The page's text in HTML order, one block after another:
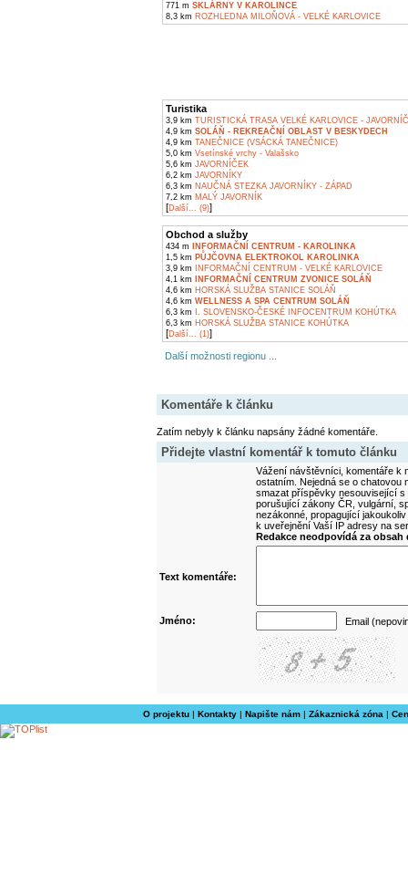
771 m SKLÁRNY V KAROLINCE
8,3 km ROZHLEDNA MILOŇOVÁ - VELKÉ KARLOVICE
Turistika
3,9 km TURISTICKÁ TRASA VELKÉ KARLOVICE -
4,9 km SOLÁŇ - REKREAČNÍ OBLAST V BESKYDECH
4,9 km TANEČNICE (VSÁCKÁ TANEČNICE)
5,0 km Vsetínské vrchy - Valašsko
5,6 km JAVORNÍČEK
6,2 km JAVORNÍKY
6,3 km NAUČNÁ STEZKA JAVORNÍKY - ZÁPAD
7,2 km MALÝ JAVORNÍK
[Další... (9)]
Obchod a služby
434 m
INFORMAČNÍ CENTRUM - KAROLINKA
1,5 km PŮJČOVNA ELEKTROKOL KAROLINKA
3,9 km INFORMAČNÍ CENTRUM - VELKÉ KARLOVICE
4,1 km
INFORMAČNÍ CENTRUM ZVONICE SOLÁŇ
4,6 km HORSKÁ SLUŽBA STANICE SOLÁŇ
4,6 km WELLNESS A SPA CENTRUM SOLÁŇ
6,3 km I. SLOVENSKO-ČESKÉ INFOCENTRUM KOHÚTKA
6,3 km HORSKÁ SLUŽBA STANICE KOHÚTKA
[Další... (1)]
Další možnosti regionu ...
Komentáře k článku
Zatím nebyly k článku napsány žádné komentáře.
Přidejte vlastní komentář k tomuto článku
Vážení návštěvníci, komentáře k
ostatním. Nejedná se o
smazat příspěvky nesouvisející
porušující zákony ČR, vulgární,
nezákonné, propagující
k uveřejnění Vaší IP adresy na
Redakce neodpovídá za
Text komentáře:
Jméno: Email
O projektu| Kontakty| Napište nám| Zákaznická zóna |